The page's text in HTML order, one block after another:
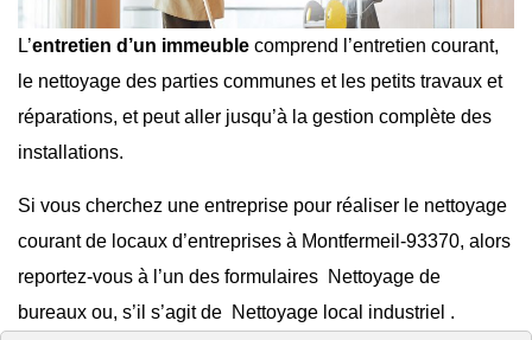
L’entretien d’un immeuble comprend l’entretien courant,
le nettoyage des parties communes et les petits travaux et
réparations, et peut aller jusqu’à la gestion complète des
installations.
Si vous cherchez une entreprise pour réaliser le nettoyage
courant de locaux d’entreprises à Montfermeil-93370, alors
reportez-vous à l’un des formulaires Nettoyage de
bureaux ou, s’il s’agit de Nettoyage local industriel .